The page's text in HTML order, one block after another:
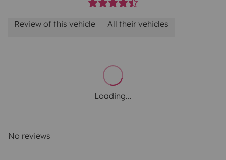
Review of this vehicle All their vehicles
Loading...
No reviews